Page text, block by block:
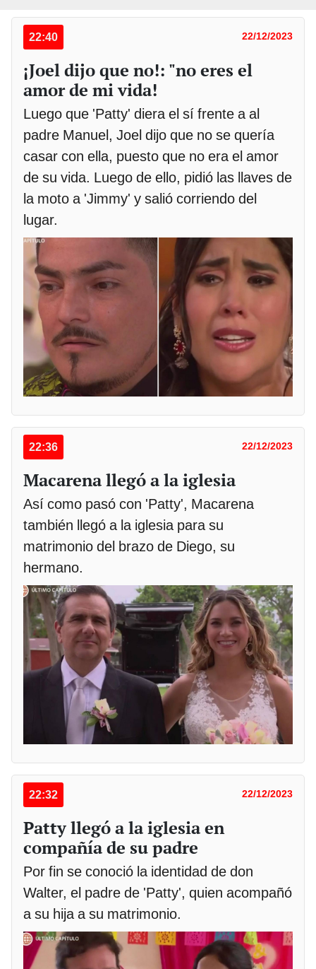
22:40 22/12/2023
¡Joel dijo que no!: "no eres el
amor de mi vida!
Luego que 'Patty' diera el sí frente a al
padre Manuel, Joel dijo que no se quería
casar con ella, puesto que no era el amor
de su vida. Luego de ello, pidió las llaves de
la moto a 'Jimmy' y salió corriendo del
lugar.
22:36 22/12/2023
Macarena llegó a la iglesia
Así como pasó con 'Patty', Macarena
también llegó a la iglesia para su
matrimonio del brazo de Diego, su
hermano.
22:32 22/12/2023
Patty llegó a la iglesia en
compañía de su padre
Por fin se conoció la identidad de don
Walter, el padre de 'Patty', quien acompañó
a su hija a su matrimonio.